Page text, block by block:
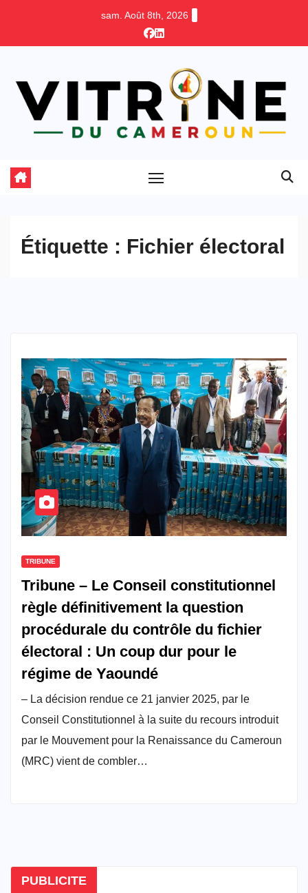
sam. Août 8th, 2026
Étiquette : Fichier électoral
TRIBUNE
Tribune – Le Conseil constitutionnel
règle définitivement la question
procédurale du contrôle du fichier
électoral : Un coup dur pour le
régime de Yaoundé
– La décision rendue ce 21 janvier 2025, par le
Conseil Constitutionnel à la suite du recours introduit
par le Mouvement pour la Renaissance du Cameroun
(MRC) vient de combler…
PUBLICITE